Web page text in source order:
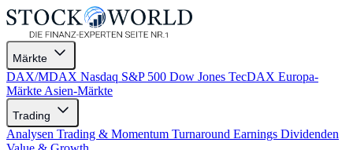
Märkte
DAX/MDAX Nasdaq S&P 500 Dow Jones TecDAX Europa-
Märkte Asien-Märkte
Trading
Analysen Trading & Momentum Turnaround Earnings Dividenden